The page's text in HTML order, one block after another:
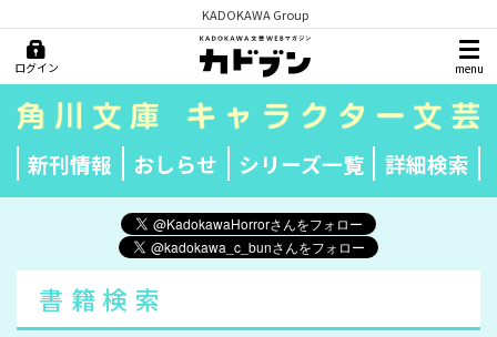
KADOKAWA Group
ログイン menu
新刊情報 おしらせ シリーズ一覧 詳細検索
書籍検索